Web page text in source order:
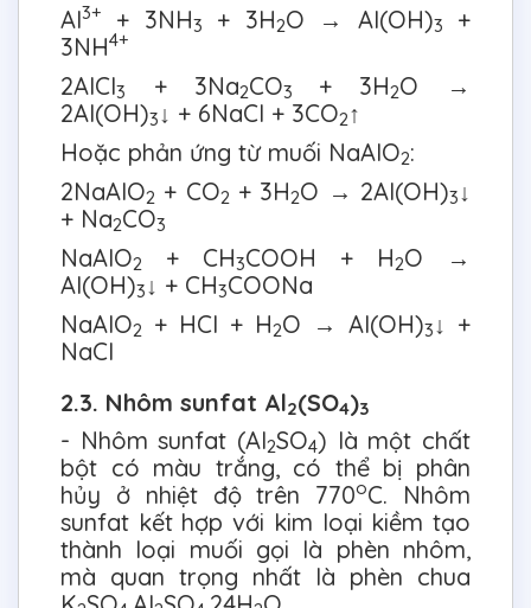
Al3+ + 3NH3 + 3H2O → Al(OH)3
+
3NH4+
2AlCl3 + 3Na2CO3 + 3H2O →
2Al(OH)3↓ + 6NaCl + 3CO2↑
Hoặc phản ứng từ muối NaAlO2:
2NaAlO2 + CO2 + 3H2O → 2Al(OH)3↓
+ Na2CO3
NaAlO2 + CH3COOH + H2O →
Al(OH)3↓ + CH3COONa
NaAlO2 + HCl + H2O → Al(OH)3↓ +
NaCl
2.3. Nhôm sunfat Al2(SO4)3
- Nhôm sunfat (Al2SO4) là một chất
bột có màu trắng, có thể bị phân
hủy ở nhiệt độ trên 770oC. Nhôm
sunfat kết hợp với kim loại kiềm tạo
thành loại muối gọi là phèn nhôm,
mà quan trọng nhất là phèn chua